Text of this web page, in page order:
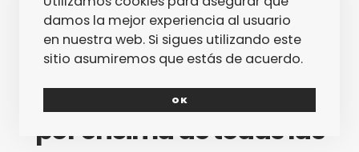
En estas fotos de «La
Collection de Paris» brilla,
por encima de todas las
damos la mejor experiencia al usuario
en nuestra web. Si sigues utilizando este
sitio asumiremos que estás de acuerdo.
OK